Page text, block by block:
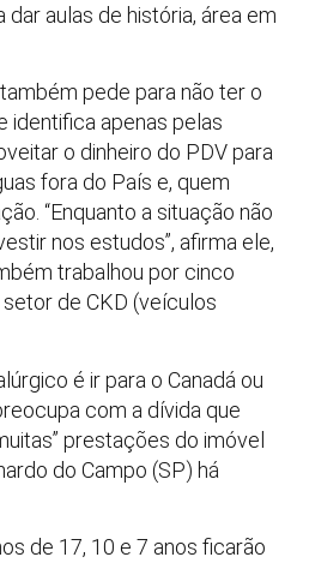
aulas de história, área em
pede para não ter o
identifica apenas pelas
o dinheiro do PDV para
fora do País e, quem
“Enquanto a situação não
nos estudos”, afirma ele,
trabalhou por cinco
de CKD (veículos
é ir para o Canadá ou
com a dívida que
prestações do imóvel
do Campo (SP) há
de 17, 10 e 7 anos ficarão